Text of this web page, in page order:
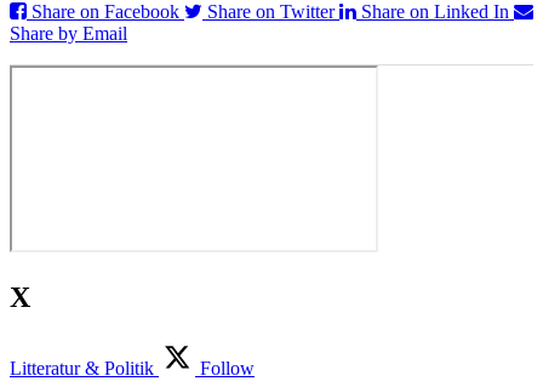
Share on Facebook
Share on Twitter
Share on Linked In
Share by Email
X
Litteratur & Politik Follow